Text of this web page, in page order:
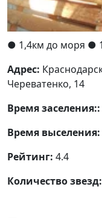
● 1,4км до моря ●
Адрес:
Череватенко, 14
Время заселения::
Время выселения:
Рейтинг: 4.4
Количество звезд: